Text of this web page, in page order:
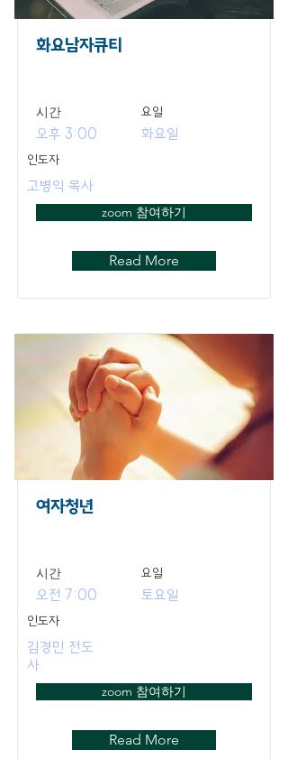
화요남자큐티
​시간
오후 3:00
요일
화요일
인도자
고병익 목사
zoom 참여하기
Read More
여자청년
​시간
오전 7:00
요일
토요일
인도자
김경민 전도
사
zoom 참여하기
Read More